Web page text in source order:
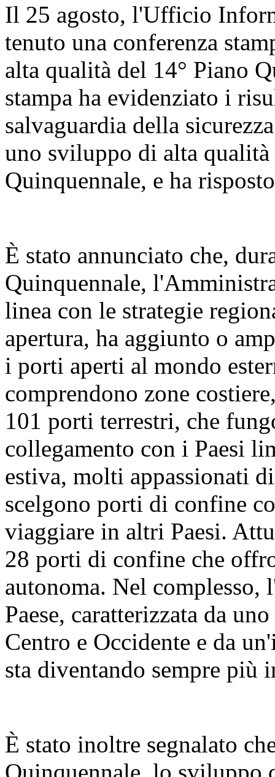
Il 25 agosto, l'Ufficio
tenuto una conferenza
alta qualità del 14° Piano
stampa ha evidenziato i
salvaguardia della
uno sviluppo di alta
Quinquennale, e ha
È stato annunciato che,
Quinquennale,
linea con le strategie
apertura, ha aggiunto o
i porti aperti al mondo
comprendono zone
101 porti terrestri, che
collegamento con i Paesi
estiva, molti appassionati
scelgono porti di confine
viaggiare in altri Paesi.
28 porti di confine che
autonoma. Nel
Paese, caratterizzata da
Centro e Occidente e da
sta diventando sempre più
È stato inoltre segnalato
Quinquennale, lo sviluppo